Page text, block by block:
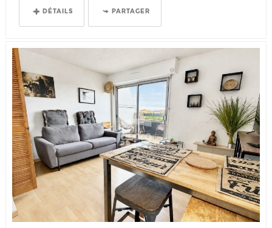
DÉTAILS PARTAGER